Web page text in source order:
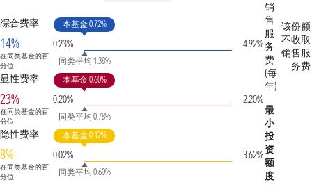
综合费率
14%
在同类基金的百
分位
0.23%
本基金 0.72%
同类平均 1.38%
4.92%
显性费率
23%
在同类基金的百
分位
0.20%
本基金 0.60%
同类平均 0.78%
2.20%
隐性费率
8%
在同类基金的百
分位
0.02%
本基金 0.12%
同类平均 0.60%
3.62%
销
售
服
务
费
(每
年)
该份额
不收取
销售服
务费
最
小
投
资
额
度